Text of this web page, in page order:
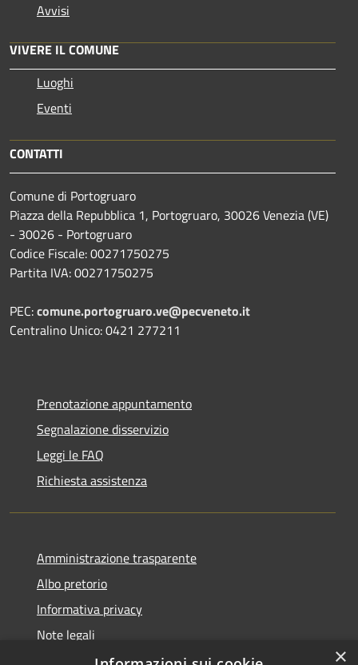
Avvisi
VIVERE IL COMUNE
Luoghi
Eventi
CONTATTI
Comune di Portogruaro
Piazza della Repubblica 1, Portogruaro, 30026 Venezia (VE)
- 30026 - Portogruaro
Codice Fiscale: 00271750275
Partita IVA: 00271750275
PEC:comune.portogruaro.ve@pecveneto.it
Centralino Unico: 0421 277211
Prenotazione appuntamento
Segnalazione disservizio
Leggi le FAQ
Richiesta assistenza
Amministrazione trasparente
Albo pretorio
Informativa privacy
Note legali
Dichiarazione di accessibilità
×